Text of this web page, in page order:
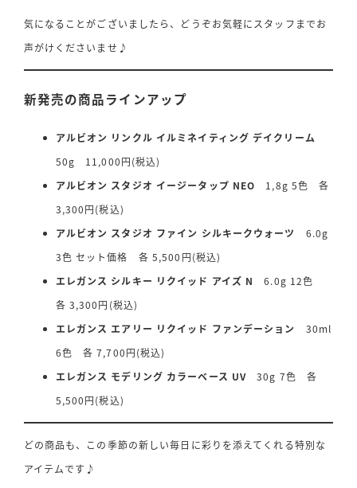
気になることがございましたら、どうぞお気軽にスタッフまでお
声がけくださいませ♪
新発売の商品ラインアップ
アルビオン リンクル イルミネイティング デイクリーム
50g 11,000円(税込)
アルビオン スタジオ イージータップ NEO 1,8g 5色 各
3,300円(税込)
アルビオン スタジオ ファイン シルキークウォーツ
6.0g
3色 セット価格 各 5,500円(税込)
エレガンス シルキー リクイッド アイズ N
6.0g 12色
各 3,300円(税込)
エレガンス エアリー リクイッド ファンデーション
30ml
6色 各 7,700円(税込)
エレガンス モデリング カラーベース UV 30g 7色 各
5,500円(税込)
どの商品も、この季節の新しい毎日に彩りを添えてくれる特別な
アイテムです♪